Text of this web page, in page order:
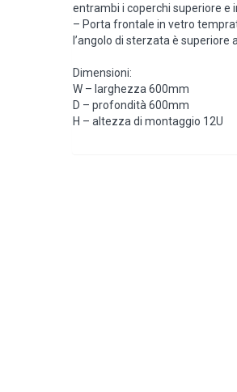
entrambi i coperchi superiore e
– Porta frontale in vetro
l’angolo di sterzata è superiore
Dimensioni:
W – larghezza 600mm
D – profondità 600mm
H – altezza di montaggio 12U